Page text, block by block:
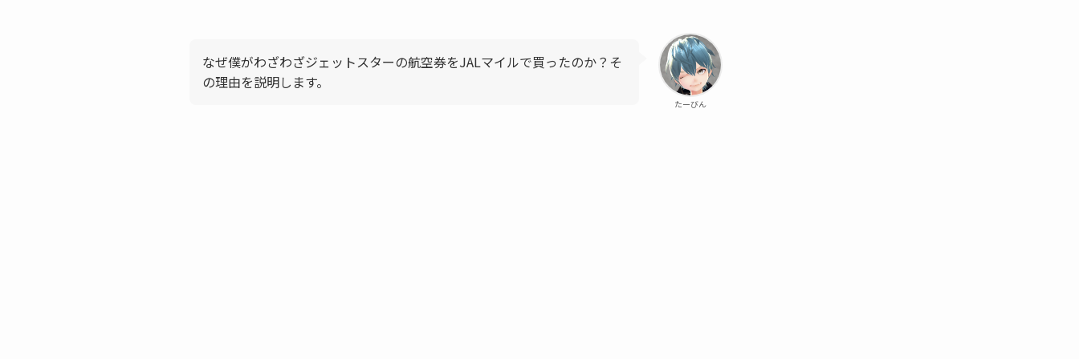
たーびん
なぜ僕がわざわざジェットスターの航空券をJALマイルで買ったのか？そ
の理由を説明します。